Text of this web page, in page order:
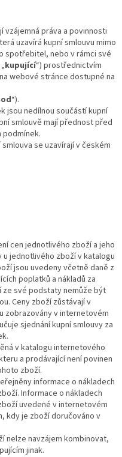
vzájemná práva a povinnosti
uzavírá kupní smlouvu mimo
spotřebitel, nebo v rámci své
kupující“) prostřednictvím
webové stránce dostupné na
“).
jsou nedílnou součástí kupní
smlouvě mají přednost před
se uzavírají v českém
cen jednotlivého zboží a jeho
jednotlivého zboží v katalogu
jsou uvedeny včetně daně z
poplatků a nákladů za
své podstaty nemůže být
Ceny zboží zůstávají v
zobrazovány v internetovém
sjednání kupní smlouvy za
v katalogu internetového
a prodávající není povinen
zboží.
informace o nákladech
Informace o nákladech
uvedené v internetovém
kdy je zboží doručováno v
nelze navzájem kombinovat,
jinak.